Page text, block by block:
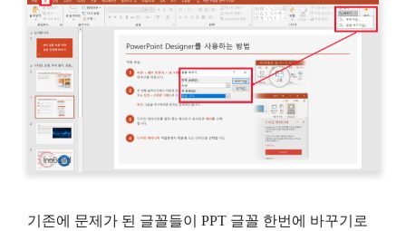
기존에 문제가 된 글꼴들이 PPT 글꼴 한번에 바꾸기로